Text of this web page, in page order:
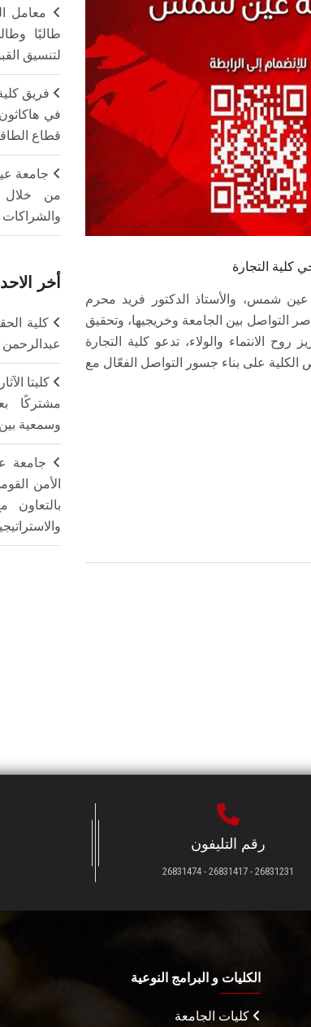
كلية التجارة
شمس، والأستاذ الدكتور فريد محرم
التواصل بين الجامعة وخريجيها، وتحقيق
روح الانتماء والولاء، تدعو كلية التجارة
الكلية على بناء جسور التواصل الفعّال مع
طالبًا
لتنسيق
فريق
في
قطاع
جامعة
من خلال
أخر
كلية
عبدالرحمن
كليتا
مشتركًا
وسمعية
جامعة
الأمن
بالتعاون
رقم التليفون
26831231 - 26831417 - 26831474
الكليات و البرامج النوعية
كليات الجامعة